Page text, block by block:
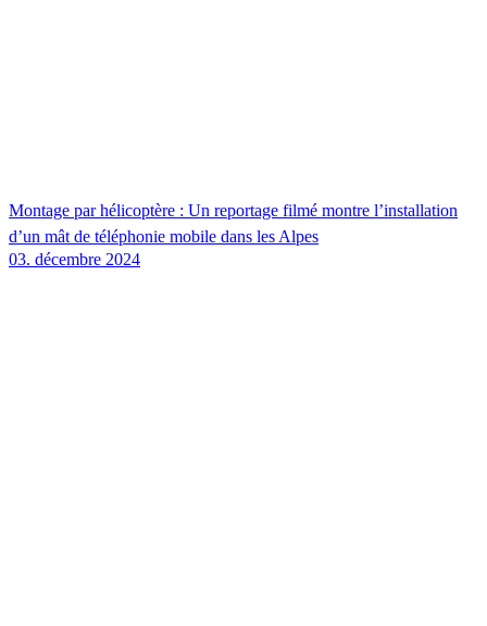
Montage par hélicoptère : Un reportage filmé montre l’installation
d’un mât de téléphonie mobile dans les Alpes
03. décembre 2024